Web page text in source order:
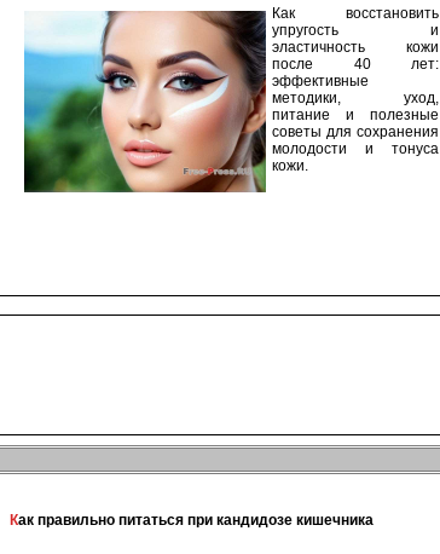
Как восстановить
упругость и
эластичность кожи
после 40 лет:
эффективные
методики, уход,
питание и полезные
советы для сохранения
молодости и тонуса
кожи.
Как правильно питаться при кандидозе кишечника